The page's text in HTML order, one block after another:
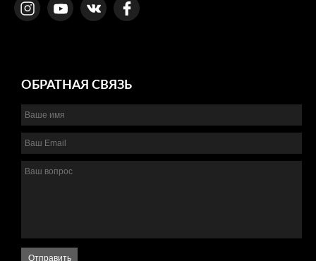
ОБРАТНАЯ СВЯЗЬ
Отправить